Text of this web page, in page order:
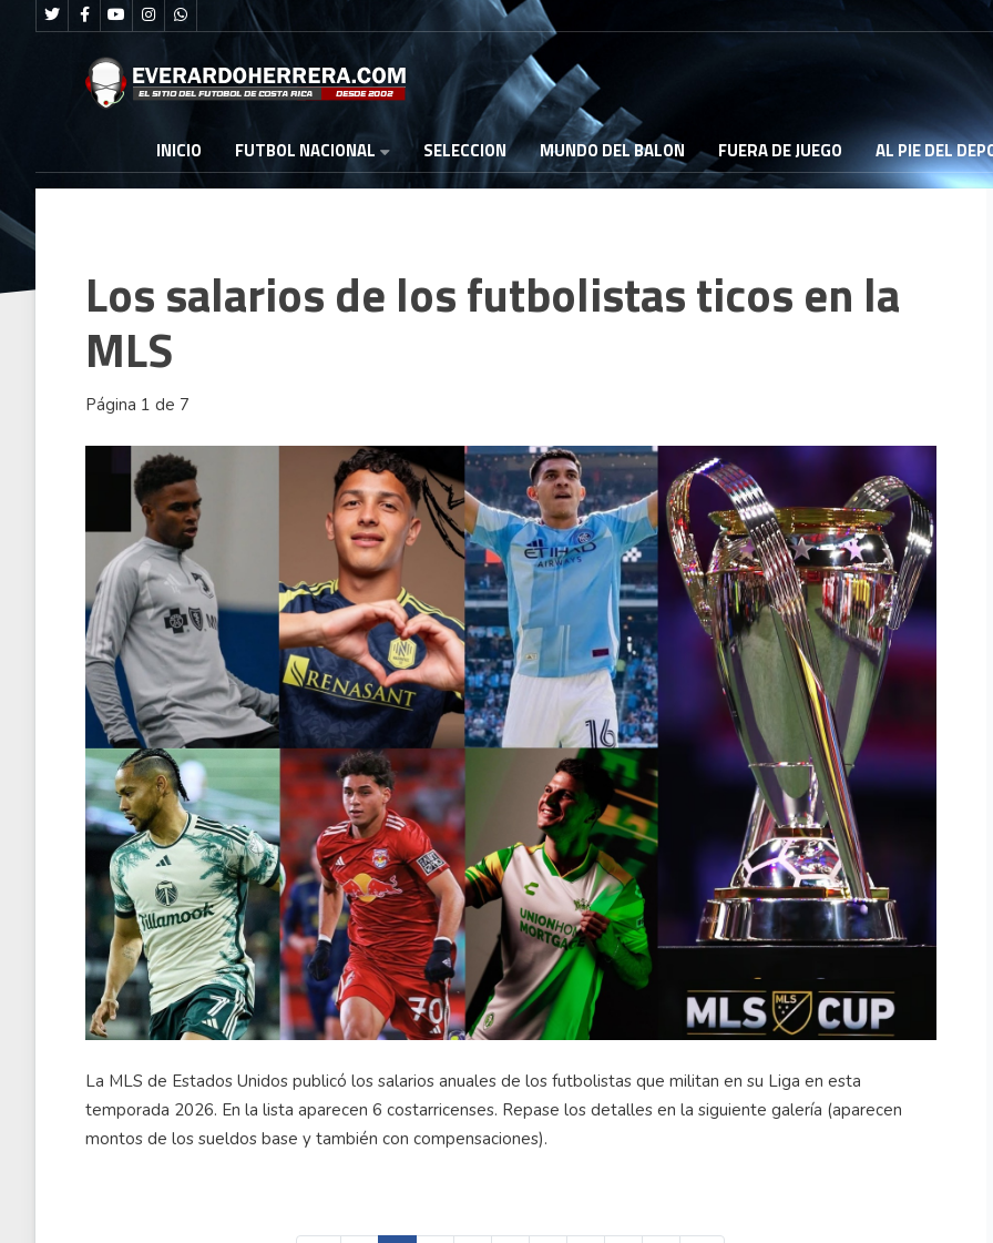
INICIO FUTBOL NACIONAL SELECCION MUNDO DEL BALON FUERA DE JUEGO AL PIE DEL
Los salarios de los futbolistas ticos en la
MLS
Página 1 de 7
La MLS de Estados Unidos publicó los salarios anuales de los futbolistas que militan en su Liga en esta
temporada 2026. En la lista aparecen 6 costarricenses. Repase los detalles en la siguiente galería (aparecen
montos de los sueldos base y también con compensaciones).